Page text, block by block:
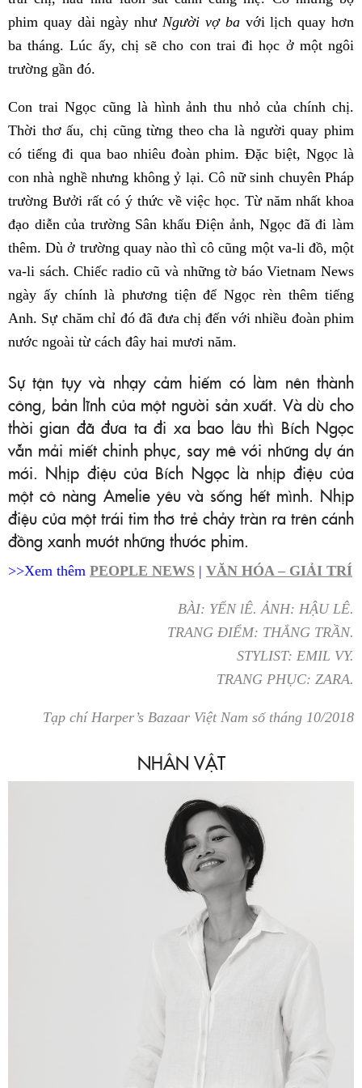
phim quay dài ngày nhưNgười vợ bavới lịch quay hơn
ba tháng. Lúc ấy, chị sẽ cho con trai đi học ở một ngôi
trường gần đó.
Con trai Ngọc cũng là hình ảnh thu nhỏ của chính chị.
Thời thơ ấu, chị cũng từng theo cha là người quay phim
có tiếng đi qua bao nhiêu đoàn phim. Đặc biệt, Ngọc là
con nhà nghề nhưng không ỷ lại. Cô nữ sinh chuyên Pháp
trường Bưởi rất có ý thức về việc học. Từ năm nhất khoa
đạo diễn của trường Sân khấu Điện ảnh, Ngọc đã đi làm
thêm. Dù ở trường quay nào thì cô cũng một va-li đồ, một
va-li sách. Chiếc radio cũ và những tờ báo Vietnam News
ngày ấy chính là phương tiện để Ngọc rèn thêm tiếng
Anh. Sự chăm chỉ đó đã đưa chị đến với nhiều đoàn phim
nước ngoài từ cách đây hai mươi năm.
Sự tận tụy và nhạy cảm hiếm có làm nên thành
công, bản lĩnh của một người sản xuất. Và dù cho
thời gian đã đưa ta đi xa bao lâu thì Bích Ngọc
vẫn mải miết chinh phục, say mê với những dự án
mới. Nhịp điệu của Bích Ngọc là nhịp điệu của
một cô nàng Amelie yêu và sống hết mình. Nhịp
điệu của một trái tim thơ trẻ chảy tràn ra trên cánh
đồng xanh mướt những thước phim.
>>Xem thêm PEOPLE NEWS | VĂN HÓA – GIẢI TRÍ
BÀI: YẾN lÊ. ẢNH: HẬU LÊ.
TRANG ĐIỂM: THẮNG TRẦN.
STYLIST: EMIL VY.
TRANG PHỤC: ZARA.
Tạp chí Harper’s Bazaar Việt Nam số tháng 10/2018
NHÂN VẬT